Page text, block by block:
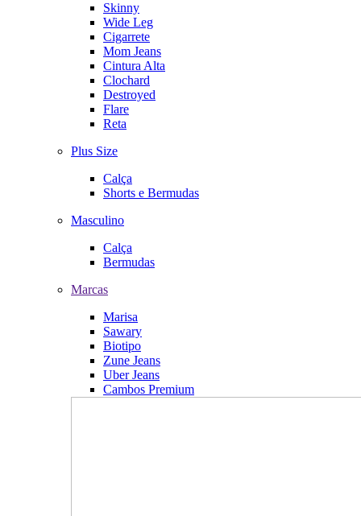
Skinny
Wide Leg
Cigarrete
Mom Jeans
Cintura Alta
Clochard
Destroyed
Flare
Reta
Plus Size
Calça
Shorts e Bermudas
Masculino
Calça
Bermudas
Marcas
Marisa
Sawary
Biotipo
Zune Jeans
Uber Jeans
Cambos Premium